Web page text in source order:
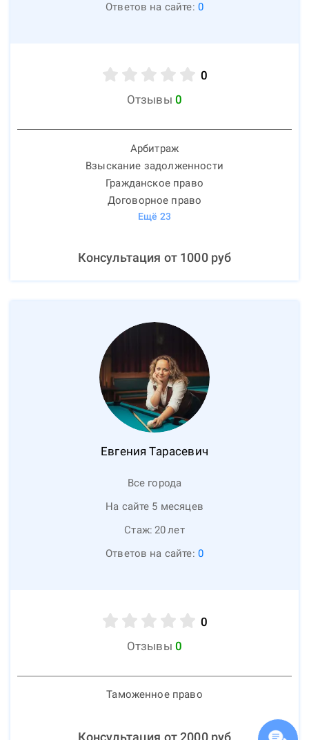
Ответов на сайте: 0
0
Отзывы 0
Арбитраж
Взыскание задолженности
Гражданское право
Договорное право
Ещё 23
Консультация от 1000руб
Евгения Тарасевич
Все города
На сайте 5 месяцев
Стаж: 20лет
Ответов на сайте: 0
0
Отзывы 0
Таможенное право
Консультация от2000руб